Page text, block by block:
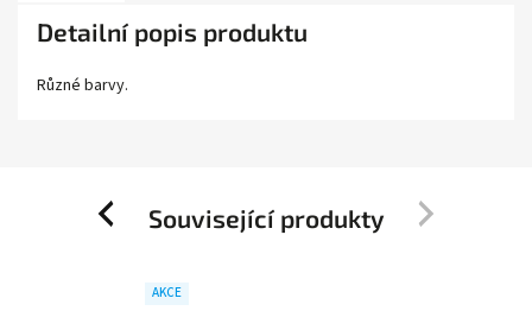
Detailní popis produktu
Různé barvy.
Související produkty
Previous
AKCE
Next